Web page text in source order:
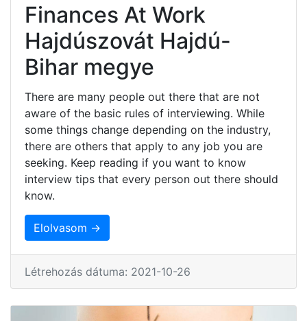
Finances At Work
Hajdúszovát Hajdú-
Bihar megye
There are many people out there that are not
aware of the basic rules of interviewing. While
some things change depending on the industry,
there are others that apply to any job you are
seeking. Keep reading if you want to know
interview tips that every person out there should
know.
Elolvasom →
Létrehozás dátuma: 2021-10-26